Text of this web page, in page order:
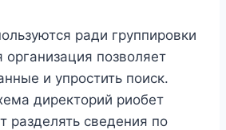
ради группировки
организация позволяет
и упростить поиск.
директорий риобет
разделять сведения по